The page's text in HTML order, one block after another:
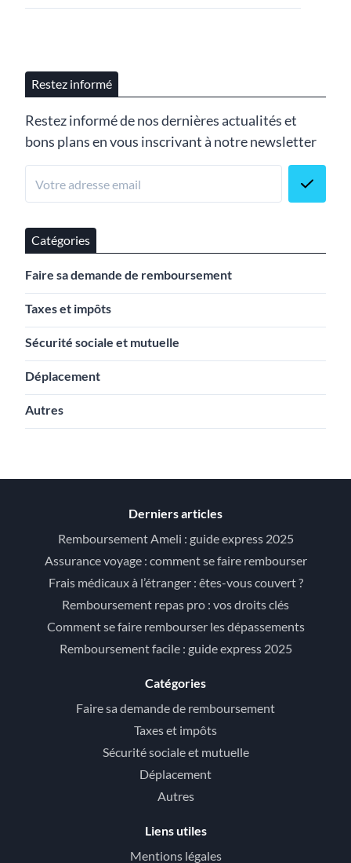
Restez informé
Restez informé de nos dernières actualités et
bons plans en vous inscrivant à notre newsletter
Catégories
Faire sa demande de remboursement
Taxes et impôts
Sécurité sociale et mutuelle
Déplacement
Autres
Derniers articles
Remboursement Ameli : guide express 2025
Assurance voyage : comment se faire rembourser
Frais médicaux à l’étranger : êtes-vous couvert ?
Remboursement repas pro : vos droits clés
Comment se faire rembourser les dépassements
Remboursement facile : guide express 2025
Catégories
Faire sa demande de remboursement
Taxes et impôts
Sécurité sociale et mutuelle
Déplacement
Autres
Liens utiles
Mentions légales